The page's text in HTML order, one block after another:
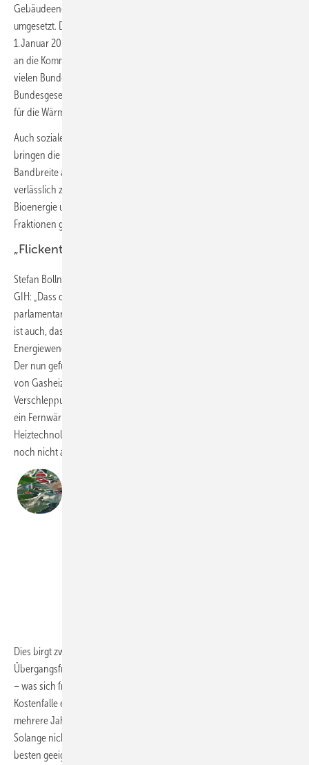
Gebäudeenergiegesetz bis zur Sommerpause zu verabschieden,
umgesetzt. Der Einbau klimafreundlicher Heizungen wird ab dem
1. Januar 2024 für Neubauten Pflicht, im Bestand wird der Austausch
an die Kommunale Wärmeplanung gekoppelt. Diese ist bereits in
vielen Bundesländern in der Planung und soll jetzt auch durch ein
Bundesgesetz geregelt werden. Damit werden wichtige Grundlagen
für die Wärmewende vor Ort gelegt.
Auch soziale Härten sollen weiter abgefedert werden. Sicherheit
bringen die Leitplanken auch in Bezug auf den Zeitplan und die
Bandbreite an erneuerbaren Technologien, die ausgereift und
verlässlich zur Verfügung stehen – von Wärmepumpen über
Bioenergie und Solarthermie bis hin zur Geothermie. Jetzt sind die
Fraktionen gefragt, das Gesetz auf den Weg zu bringen.“
„Flickenteppich und Attentismus drohen“
Stefan Bolln, Bundesvorsitzender des Energieberatendenverbands
GIH: „Dass das Gesetz noch vor der Sommerpause ins
parlamentarische Verfahren geht, ist eine gute Sache. Unbestreitbar
ist auch, dass Wärmenetze ein wichtiges Instrument für die
Energiewende sind – vor allem in dicht besiedelten Ballungsräumen.
Der nun gefundene Kompromiss, der ja in vielen Fällen den Einbau
von Gasheizungen bis 2028 erlaubt, bedeutet jedoch eine erhebliche
Verschleppung. Außerdem droht ein bundesweiter Flickenteppich: Ob
ein Fernwärmeanschluss, eine Wärmepumpe oder gar eine andere
Heiztechnologie die richtige Lösung ist, hängt wesentlich von meist
noch nicht abgeschlossenen Planungen einzelner Kommunen ab.
Dies birgt zwei Gefahren: Zum einen könnten Hausbesitz die lange
Übergangsfrist als letzten Freischuss für eine Gas-Heizung verstehen
– was sich freilich in Anbetracht der zu erwartenden CO
Kostenfalle entpuppen kann. Zum anderen dürfte die noch über
mehrere Jahre fehlende Planungssicherheit Attentismus motivieren:
Solange nicht klar ist, welche Heizung am konkreten Standort am
besten geeignet ist, wird erstmal abgewartet.